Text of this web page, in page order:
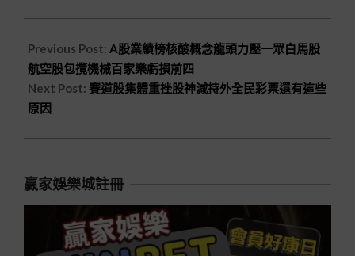
Previous Post: A股業績榜核酸概念龍頭力壓一眾白馬股
航空股包攬機械百家樂虧損前四
Next Post: 賽道股集體重挫股神減持外全民彩票還有這些
原因
贏家娛樂城註冊